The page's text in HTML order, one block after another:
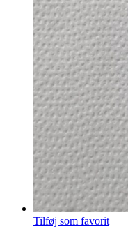
Tilføj som favorit